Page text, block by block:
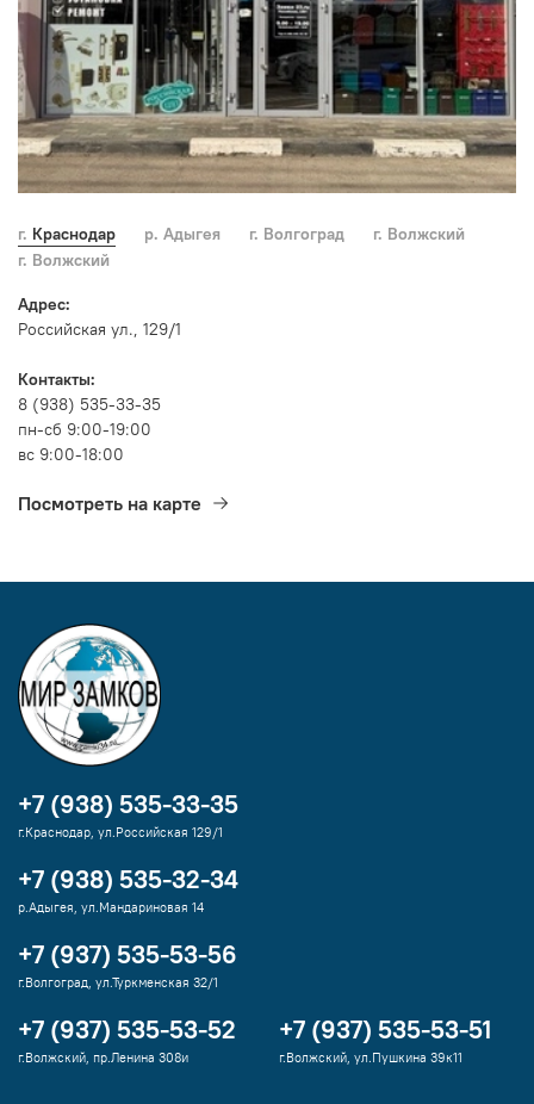
г. Краснодар р. Адыгея г. Волгоград
г. Волжский
г. Волжский
Адрес:
Российская ул., 129/1
Контакты:
8 (938) 535-33-35
пн-сб 9:00-19:00
вс 9:00-18:00
Посмотреть на карте
+7 (938) 535-33-35
г.Краснодар, ул.Российская 129/1
+7 (938) 535-32-34
р.Адыгея, ул.Мандариновая 14
+7 (937) 535-53-56
г.Волгоград, ул.Туркменская 32/1
+7 (937) 535-53-52
г.Волжский, пр.Ленина 308и
+7 (937) 535-53-51
г.Волжский, ул.Пушкина 39к11